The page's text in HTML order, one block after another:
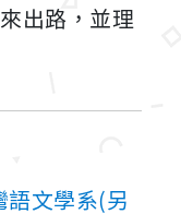
出路，並理
文學系(另